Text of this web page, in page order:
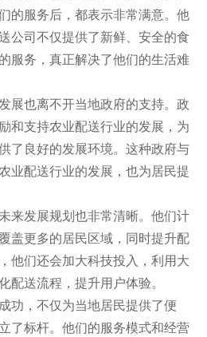
的服务后，都表示非常满意。他
公司不仅提供了新鲜、安全的食
服务，真正解决了他们的生活难
展也离不开当地政府的支持。政
和支持农业配送行业的发展，为
了良好的发展环境。这种政府与
业配送行业的发展，也为居民提
来发展规划也非常清晰。他们计
盖更多的居民区域，同时提升配
他们还会加大科技投入，利用大
配送流程，提升用户体验。
功，不仅为当地居民提供了便
了标杆。他们的服务模式和经营